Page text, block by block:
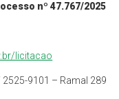
nº47.767/2025
licitacao
9101 – Ramal 289